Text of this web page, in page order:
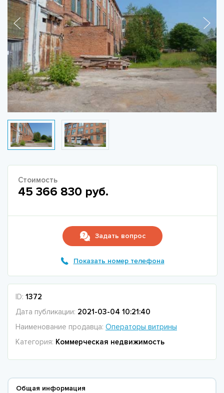
Стоимость
45 366 830 руб.
Задать вопрос
Показать номер телефона
ID: 1372
Дата публикации: 2021-03-04 10:21:40
Наименование продавца: Операторы витрины
Категория: Коммерческая недвижимость
Общая информация